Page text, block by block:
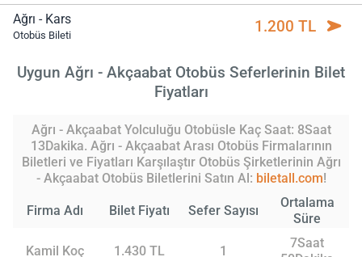
Ağrı - Kars
Otobüs Bileti 1.200 TL
Uygun Ağrı - Akçaabat Otobüs Seferlerinin Bilet
Fiyatları
Ağrı - Akçaabat Yolculuğu Otobüsle Kaç Saat: 8Saat
13Dakika. Ağrı - Akçaabat Arası Otobüs Firmalarının
Biletleri ve Fiyatları Karşılaştır Otobüs Şirketlerinin Ağrı
- Akçaabat Otobüs Biletlerini Satın Al: biletall.com!
Firma Adı Bilet Fiyatı Sefer Sayısı
Ortalama
Süre
Kamil Koç 1.430 TL 1
7Saat